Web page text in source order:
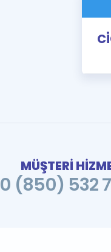
MÜŞTERİ
0 (850) 532